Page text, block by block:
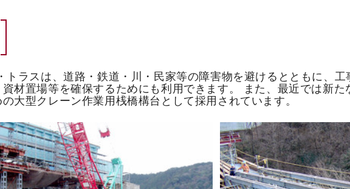
トラスは、道路・鉄道・川・民家等の障害物を避けるとともに、
材置場等を確保するためにも利用できます。 また、最近では新
大型クレーン作業用桟橋構台として採用されています。